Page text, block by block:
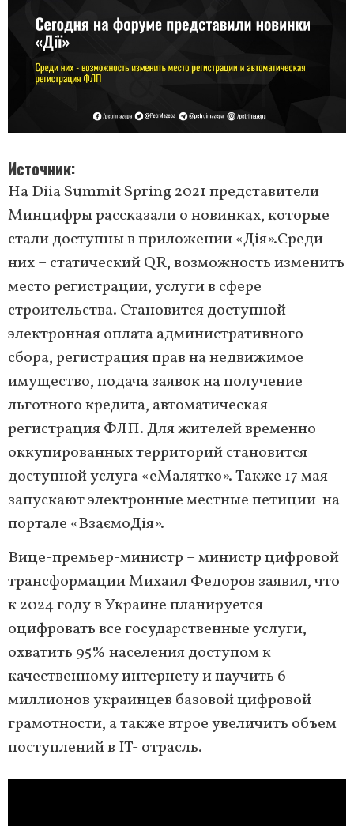
Источник
На Diia Summit Spring 2021 представители
Минцифры рассказали о новинках, которые
стали доступны в приложении «Дія».Среди
них – статический QR, возможность изменить
место регистрации, услуги в сфере
строительства. Становится доступной
электронная оплата административного
сбора, регистрация прав на недвижимое
имущество, подача заявок на получение
льготного кредита, автоматическая
регистрация ФЛП. Для жителей временно
оккупированных территорий становится
доступной услуга «еМалятко». Также 17 мая
запускают электронные местные петиции на
портале «ВзаємоДія».
Вице-премьер-министр – министр цифровой
трансформации Михаил Федоров заявил, что
к 2024 году в Украине планируется
оцифровать все государственные услуги,
охватить 95% населения доступом к
качественному интернету и научить 6
миллионов украинцев базовой цифровой
грамотности, а также втрое увеличить объем
поступлений в IT- отрасль.